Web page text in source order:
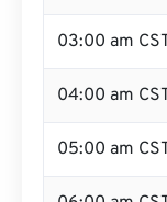
03:00 am
04:00 am
05:00 am